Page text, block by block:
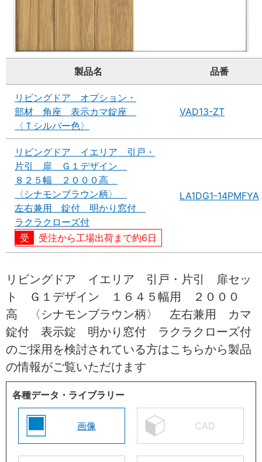
製品名 品番
リビングドア オプション・
部材 角座 表示カマ錠座
〈Ｔシルバー色〉
VAD13-ZT
リビングドア イエリア 引戸・
片引 扉 Ｇ１デザイン
８２５幅 ２０００高
〈シナモンブラウン柄〉
左右兼用 錠付 明かり窓付
ラクラクローズ付
受注から工場出荷まで約6日
LA1DG1-14PMFYA
リビングドア イエリア 引戸・片引 扉セッ
ト Ｇ１デザイン １６４５幅用 ２０００
高 〈シナモンブラウン柄〉 左右兼用 カマ
錠付 表示錠 明かり窓付 ラクラクローズ付
のご採用を検討されている方はこちらから製品
の情報がご覧いただけます
各種データ・ライブラリー
画像 CAD